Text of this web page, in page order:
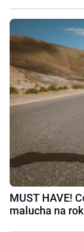
MUST HAVE!
malucha na